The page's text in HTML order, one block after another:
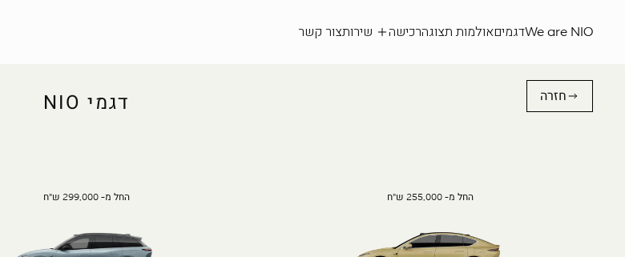
We are NIOדגמיםאולמות תצוגהרכישה שירותצור קשר
חזרה דגמי NIO
החל מ- 255,000 ש"ח החל מ- 299,000 ש"ח